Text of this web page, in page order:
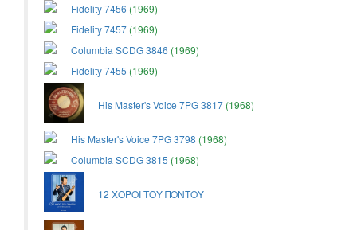
Fidelity 7456 (1969)
Fidelity 7457 (1969)
Columbia SCDG 3846 (1969)
Fidelity 7455 (1969)
His Master's Voice 7PG 3817 (1968)
His Master's Voice 7PG 3798 (1968)
Columbia SCDG 3815 (1968)
12 ΧΟΡΟΙ ΤΟΥ ΠΟΝΤΟΥ